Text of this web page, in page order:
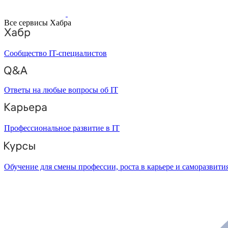
Все сервисы Хабра
Сообщество IT-специалистов
Ответы на любые вопросы об IT
Профессиональное развитие в IT
Обучение для смены профессии, роста в карьере и